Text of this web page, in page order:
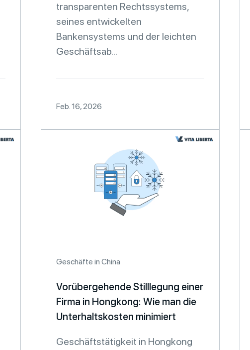
transparenten Rechtssystems,
seines entwickelten
Bankensystems und der leichten
Geschäftsab...
Feb. 16, 2026
Geschäfte in China
Vorübergehende Stilllegung einer
Firma in Hongkong: Wie man die
Unterhaltskosten minimiert
Geschäftstätigkeit in Hongkong